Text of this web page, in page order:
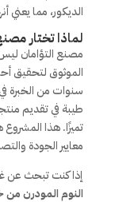
الديكور، مما
لماذا تختار
مصنع التؤامان
الموثوق لتحقيق
سنوات من الخبرة
طيبة في تقديم
تميزًا. هذا
معايير الجودة
إذا كنت تبحث عن